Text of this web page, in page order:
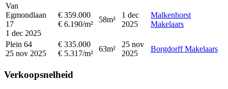
Van
Egmondlaan
17
1 dec 2025
€ 359.000
€ 6.190/m²
58m²
1 dec
2025
Malkenhorst
Makelaars
Plein 64
25 nov 2025
€ 335.000
€ 5.317/m²
63m²
25 nov
2025
Borgdorff Makelaars
Verkoopsnelheid